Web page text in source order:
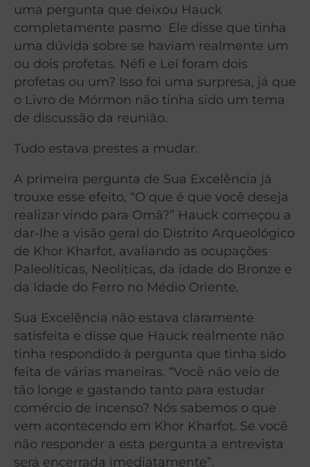
uma pergunta que deixou Hauck
completamente pasmo Ele disse que tinha
uma dúvida sobre se haviam realmente um
ou dois profetas. Néfi e Leí foram dois
profetas ou um? Isso foi uma surpresa, já que
o Livro de Mórmon não tinha sido um tema
de discussão da reunião.
Tudo estava prestes a mudar.
A primeira pergunta de Sua Excelência já
trouxe esse efeito, “O que é que você deseja
realizar vindo para Omã?” Hauck começou a
dar-lhe a visão geral do Distrito Arqueológico
de Khor Kharfot, avaliando as ocupações
Paleolíticas, Neolíticas, da idade do Bronze e
da Idade do Ferro no Médio Oriente.
Sua Excelência não estava claramente
satisfeita e disse que Hauck realmente não
tinha respondido à pergunta que tinha sido
feita de várias maneiras. “Você não veio de
tão longe e gastando tanto para estudar
comércio de incenso? Nós sabemos o que
vem acontecendo em Khor Kharfot. Se você
não responder a esta pergunta a entrevista
será encerrada imediatamente”.